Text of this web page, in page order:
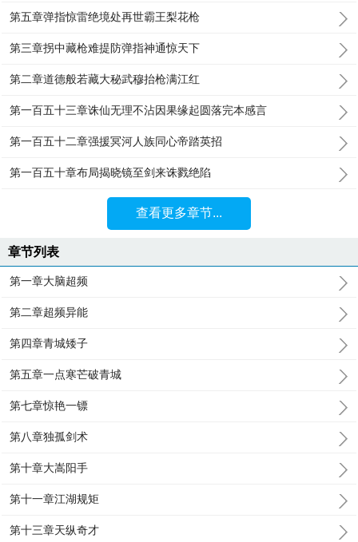
第五章弹指惊雷绝境处再世霸王梨花枪
第三章拐中藏枪难提防弹指神通惊天下
第二章道德般若藏大秘武穆抬枪满江红
第一百五十三章诛仙无理不沾因果缘起圆落完本感言
第一百五十二章强援冥河人族同心帝踏英招
第一百五十章布局揭晓镜至剑来诛戮绝陷
查看更多章节...
章节列表
第一章大脑超频
第二章超频异能
第四章青城矮子
第五章一点寒芒破青城
第七章惊艳一镖
第八章独孤剑术
第十章大嵩阳手
第十一章江湖规矩
第十三章天纵奇才